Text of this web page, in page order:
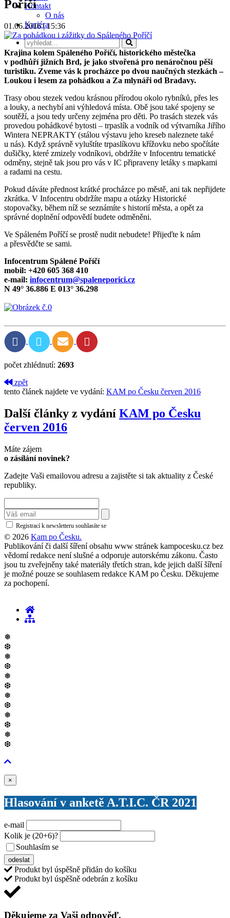
Kontakt
O nás
Kariéra
Poříčí
01.06.2016 | 15:36
Krajina kolem Spáleného Poříčí, historického městečka
v podhůří jižních Brd, je jako stvořená pro nenáročnou pěší
turistiku. Zveme vás k procházce po dvou naučných stezkách –
Loukou i lesem za pohádkou a Za mlynáři od Bradavy.
Trasy obou stezek vedou krásnou přírodou okolo rybníků, přes les
a louky, a nechybí ani výhledová místa. Obě jsou také spojeny se
soutěží, a jsou tedy určeny zejména pro děti. Po trasách stezek vás
provedou pohádkové bytosti – trpaslík a vodník od výtvarníka Jiřího
Wintera NEPRAKTY (stálou výstavu jeho kreseb naleznete také
u nás). Když správně vyluštíte trpaslíkovu křížovku nebo spočítáte
dušičky, které zmizely vodníkovi, obdržíte v Infocentru tematické
odměny, stejně tak jsou pro vás v IC připraveny letáky s mapkami
a radami na cestu.
Pokud dáváte přednost krátké procházce po městě, ani tak nepřijdete
zkrátka. V Infocentru obdržíte mapu a otázky Historické
stopovačky, během níž se seznámíte s historií města, a opět za
správné doplnění odpovědí budete odměněni.
Ve Spáleném Poříčí se prostě nudit nebudete! Přijeďte k nám
a přesvědčte se sami.
Infocentrum Spálené Poříčí
mobil: +420 605 368 410
e-mail: infocentrum@spaleneporici.cz
N 49° 36.886 E 013° 36.298
počet zhlédnutí: 2693
zpět
tento článek najdete ve vydání: KAM po Česku červen 2016
Další články z vydání KAM po Česku
červen 2016
Máte zájem
o zásílání novinek?
Zadejte Vaši emailovou adresu a zajistěte si tak aktuality z České
republiky.
Registrací k newsletteru souhlasíte se
© 2026 Kam po Česku.
Publikování či další šíření obsahu www stránek kampocesku.cz bez
vědomí redakce není slušné a odporuje autorskému zákonu. Často
jsou tu zveřejněny také materiály třetích stran, kde jejich další šíření
je možné pouze se souhlasem redakce KAM po Česku. Děkujeme
za pochopení.
❅
❆
❅
❆
❅
❆
❅
❆
❅
❆
❅
❆
×
Hlasování v anketě A.T.I.C. ČR 2021
e-mail
Kolik je (20+6)?
Souhlasím se
odeslat
Produkt byl úspěšně přidán do košíku
Produkt byl úspěšně odebrán z košíku
Děkujeme za Vaši odpověď,